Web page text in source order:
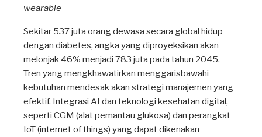
wearable
Sekitar 537 juta orang dewasa secara global hidup
dengan diabetes, angka yang diproyeksikan akan
melonjak 46% menjadi 783 juta pada tahun 2045.
Tren yang mengkhawatirkan menggarisbawahi
kebutuhan mendesak akan strategi manajemen yang
efektif. Integrasi AI dan teknologi kesehatan digital,
seperti CGM (alat pemantau glukosa) dan perangkat
IoT (internet of things) yang dapat dikenakan